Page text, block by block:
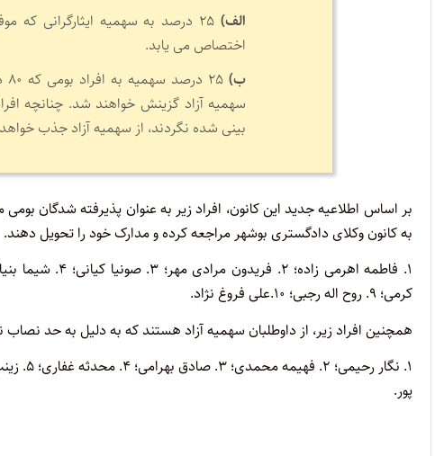
الف)
اختصاص می یابد.
ب)
سهمیه آزاد گزینش خواهند شد. چنانچه
بینی شده نگردند، از سهمیه آزاد جذب
به کانون وکلای دادگستری بوشهر مراجعه کرده و مدارک خود را تحویل دهند.
کرمی؛ ۹. روح اله رجبی؛ ۱۰.علی فروغ نژاد.
همچنین افراد زیر، از داوطلبان سهمیه آزاد هستند که به دلیل به حد
پور.